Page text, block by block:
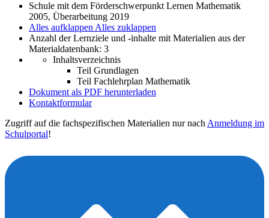
Schule mit dem Förderschwerpunkt Lernen Mathematik
2005, Überarbeitung 2019
Alles aufklappen Alles zuklappen
Anzahl der Lernziele und -inhalte mit Materialien aus der
Materialdatenbank: 3
Inhaltsverzeichnis
Teil Grundlagen
Teil Fachlehrplan Mathematik
Dokument als PDF herunterladen
Kontaktformular
Zugriff auf die fachspezifischen Materialien nur nach Anmeldung im
Schulportal!